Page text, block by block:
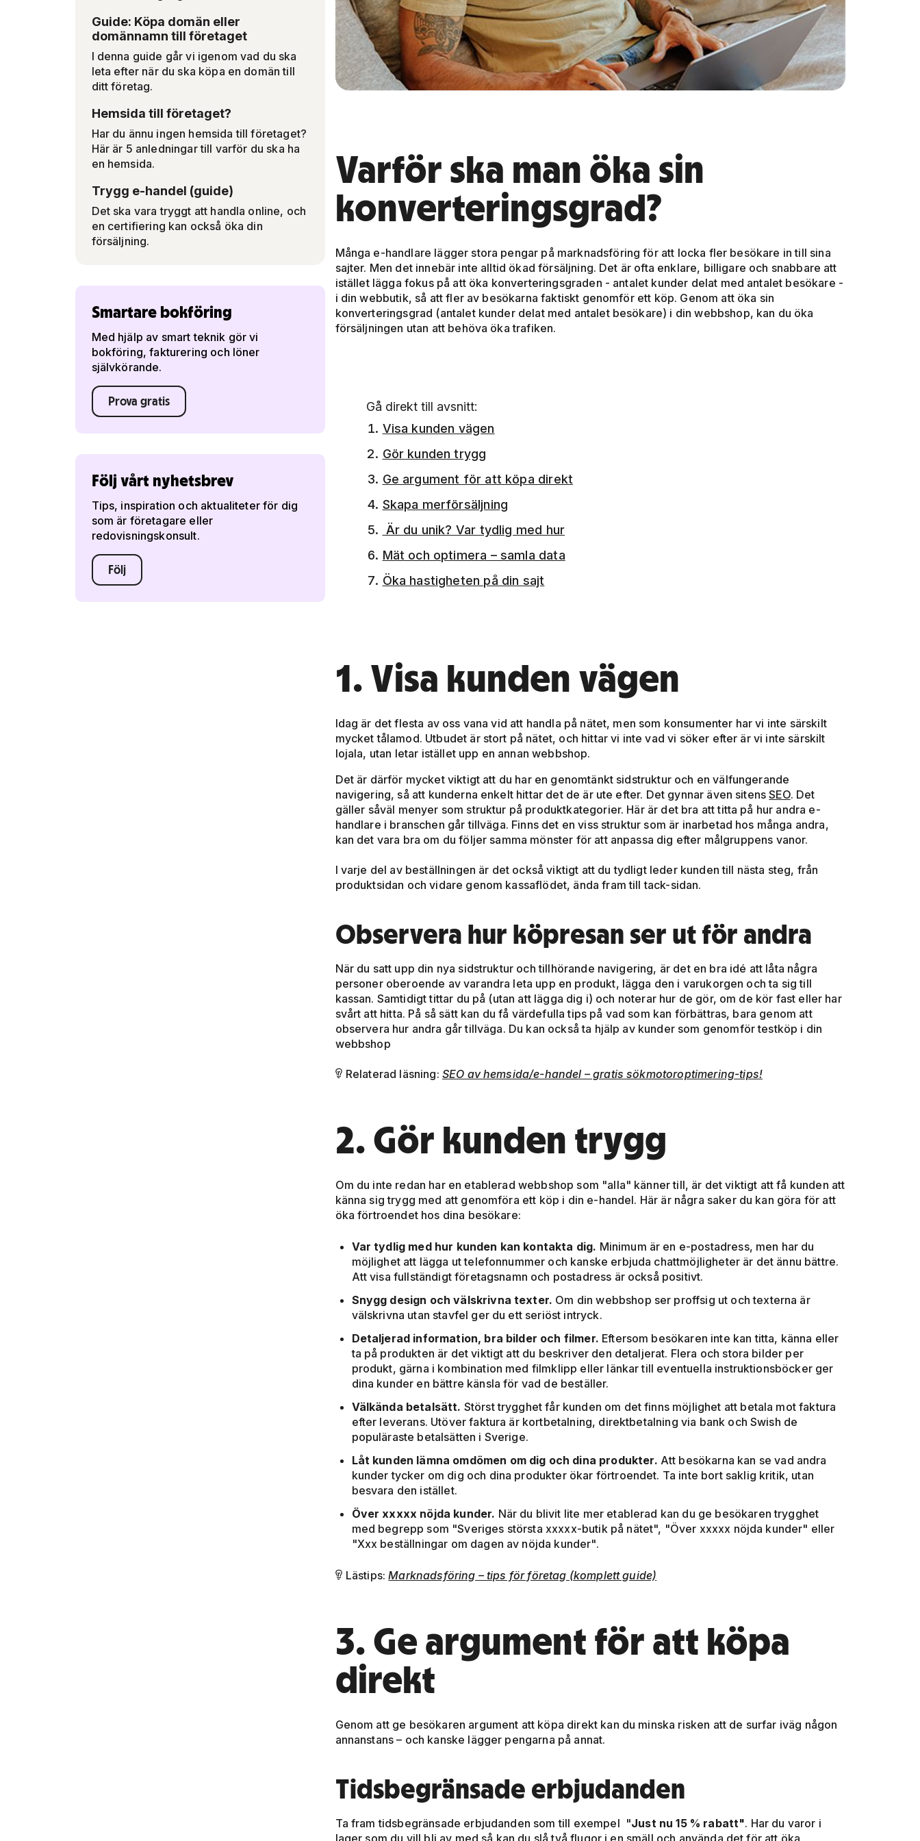
Guide: Köpa domän eller
domännamn till företaget
I denna guide går vi igenom vad du ska
leta efter när du ska köpa en domän till
ditt företag.
Hemsida till företaget?
Har du ännu ingen hemsida till företaget?
Här är 5 anledningar till varför du ska ha
en hemsida.
Trygg e-handel (guide)
Det ska vara tryggt att handla online, och
en certifiering kan också öka din
försäljning.
Smartare bokföring
Med hjälp av smart teknik gör vi
bokföring, fakturering och löner
självkörande.
Prova gratis
Följ vårt nyhetsbrev
Tips, inspiration och aktualiteter för dig
som är företagare eller
redovisningskonsult.
Följ
Varför ska man öka sin
konverteringsgrad?
Många e-handlare lägger stora pengar på marknadsföring för att locka fler besökare in till sina
sajter. Men det innebär inte alltid ökad försäljning. Det är ofta enklare, billigare och snabbare att
istället lägga fokus på att öka konverteringsgraden - antalet kunder delat med antalet besökare -
i din webbutik, så att fler av besökarna faktiskt genomför ett köp. Genom att öka sin
konverteringsgrad (antalet kunder delat med antalet besökare) i din webbshop, kan du öka
försäljningen utan att behöva öka trafiken.
Gå direkt till avsnitt:
Visa kunden vägen
Gör kunden trygg
Ge argument för att köpa direkt
Skapa merförsäljning
Är du unik? Var tydlig med hur
Mät och optimera – samla data
Öka hastigheten på din sajt
1. Visa kunden vägen
Idag är det flesta av oss vana vid att handla på nätet, men som konsumenter har vi inte särskilt
mycket tålamod. Utbudet är stort på nätet, och hittar vi inte vad vi söker efter är vi inte särskilt
lojala, utan letar istället upp en annan webbshop.
Det är därför mycket viktigt att du har en genomtänkt sidstruktur och en välfungerande
navigering, så att kunderna enkelt hittar det de är ute efter. Det gynnar även sitensSEO. Det
gäller såväl menyer som struktur på produktkategorier. Här är det bra att titta på hur andra e-
handlare i branschen går tillväga. Finns det en viss struktur som är inarbetad hos många andra,
kan det vara bra om du följer samma mönster för att anpassa dig efter målgruppens vanor.
I varje del av beställningen är det också viktigt att du tydligt leder kunden till nästa steg, från
produktsidan och vidare genom kassaflödet, ända fram till tack-sidan.
Observera hur köpresan ser ut för andra
När du satt upp din nya sidstruktur och tillhörande navigering, är det en bra idé att låta några
personer oberoende av varandra leta upp en produkt, lägga den i varukorgen och ta sig till
kassan. Samtidigt tittar du på (utan att lägga dig i) och noterar hur de gör, om de kör fast eller har
svårt att hitta. På så sätt kan du få värdefulla tips på vad som kan förbättras, bara genom att
observera hur andra går tillväga. Du kan också ta hjälp av kunder som genomför testköp i din
webbshop
 Relaterad läsning: SEO av hemsida/e-handel – gratis sökmotoroptimering-tips!
2. Gör kunden trygg
Om du inte redan har en etablerad webbshop som "alla" känner till, är det viktigt att få kunden att
känna sig trygg med att genomföra ett köp i din e-handel. Här är några saker du kan göra för att
öka förtroendet hos dina besökare:
Var tydlig med hur kunden kan kontakta dig. Minimum är en e-postadress, men har du
möjlighet att lägga ut telefonnummer och kanske erbjuda chattmöjligheter är det ännu bättre.
Att visa fullständigt företagsnamn och postadress är också positivt.
Snygg design och välskrivna texter. Om din webbshop ser proffsig ut och texterna är
välskrivna utan stavfel ger du ett seriöst intryck.
Detaljerad information, bra bilder och filmer. Eftersom besökaren inte kan titta, känna eller
ta på produkten är det viktigt att du beskriver den detaljerat. Flera och stora bilder per
produkt, gärna i kombination med filmklipp eller länkar till eventuella instruktionsböcker ger
dina kunder en bättre känsla för vad de beställer.
Välkända betalsätt. Störst trygghet får kunden om det finns möjlighet att betala mot faktura
efter leverans. Utöver faktura är kortbetalning, direktbetalning via bank och Swish de
populäraste betalsätten i Sverige.
Låt kunden lämna omdömen om dig och dina produkter. Att besökarna kan se vad andra
kunder tycker om dig och dina produkter ökar förtroendet. Ta inte bort saklig kritik, utan
besvara den istället.
Över xxxxx nöjda kunder. När du blivit lite mer etablerad kan du ge besökaren trygghet
med begrepp som "Sveriges största xxxxx-butik på nätet", "Över xxxxx nöjda kunder" eller
"Xxx beställningar om dagen av nöjda kunder".
 Lästips:Marknadsföring – tips för företag (komplett guide)
3. Ge argument för att köpa
direkt
Genom att ge besökaren argument att köpa direkt kan du minska risken att de surfar iväg någon
annanstans – och kanske lägger pengarna på annat.
Tidsbegränsade erbjudanden
Ta fram tidsbegränsade erbjudanden som till exempel "Just nu 15 % rabatt". Har du varor i